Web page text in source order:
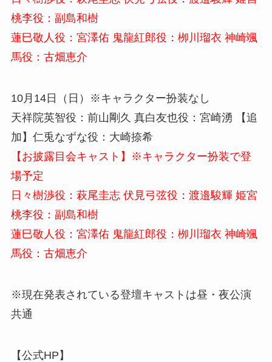
桃李役：副島和樹
蓮巳敬人役：宮澤佑 鬼龍紅郎役：栁川瑠衣 神崎颯
馬役：古畑恵介
10月14日（日）※キャラクター扮装なし
天祥院英智役：前山剛久 真白友也役：宮崎湧 【追
加】仁兎なずな役：大崎捺希
【お披露目会キャスト】※キャラクター扮装で登
場予定
日々樹渉役：萩尾圭志 伏見弓弦役：渡邉駿輝 姫宮
桃李役：副島和樹
蓮巳敬人役：宮澤佑 鬼龍紅郎役：栁川瑠衣 神崎颯
馬役：古畑恵介
※現在発表されている登壇キャストは昼・夜公演
共通
【公式HP】